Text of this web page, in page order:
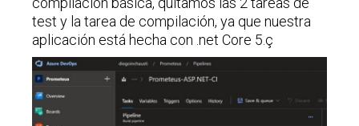
test y la tarea de compilación, ya que nuestra
aplicación está hecha con .net Core 5.ç